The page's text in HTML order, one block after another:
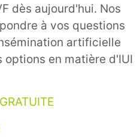
dès aujourd'hui. Nos
à vos questions
artificielle
en matière d'IUI